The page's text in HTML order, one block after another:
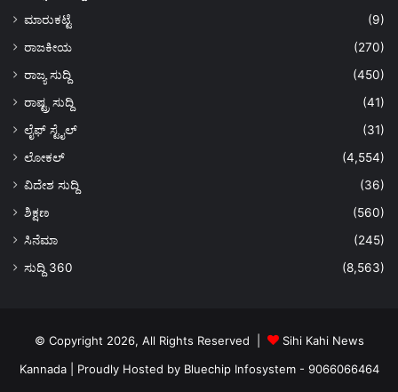
ಮಾರುಕಟ್ಟೆ
(9)
ರಾಜಕೀಯ
(270)
ರಾಜ್ಯ ಸುದ್ದಿ
(450)
ರಾಷ್ಟ್ರ ಸುದ್ದಿ
(41)
ಲೈಫ್ ಸ್ಟೈಲ್
(31)
ಲೋಕಲ್
(4,554)
ವಿದೇಶ ಸುದ್ದಿ
(36)
ಶಿಕ್ಷಣ
(560)
ಸಿನೆಮಾ
(245)
ಸುದ್ದಿ 360
(8,563)
© Copyright 2026, All Rights Reserved |
Sihi Kahi News
Kannada| Proudly Hosted by Bluechip Infosystem - 9066066464